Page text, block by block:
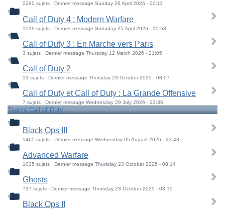
2290 sujets · Dernier message Sunday 26 April 2026 - 00:11
Call of Duty 4 : Modern Warfare
1519 sujets · Dernier message Saturday 25 April 2026 - 15:58
Call of Duty 3 : En Marche vers Paris
3 sujets · Dernier message Thursday 12 March 2026 - 21:05
Call of Duty 2
13 sujets · Dernier message Thursday 23 October 2025 - 08:07
Call of Duty et Call of Duty : La Grande Offensive
7 sujets · Dernier message Wednesday 29 July 2026 - 23:36
Teams Call of Duty
Black Ops III
1465 sujets · Dernier message Wednesday 05 August 2026 - 23:43
Advanced Warfare
1035 sujets · Dernier message Thursday 23 October 2025 - 08:14
Ghosts
737 sujets · Dernier message Thursday 23 October 2025 - 08:15
Black Ops II